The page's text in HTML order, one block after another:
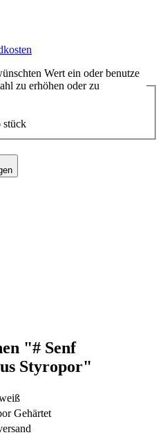
Wert ein oder benutze
zu erhöhen oder zu
stück
"# Senf
Styropor"
Gehärtet